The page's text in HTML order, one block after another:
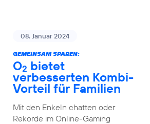
08. Januar 2024
GEMEINSAM SPAREN:
O2 bietet
verbesserten Kombi-
Vorteil für Familien
Mit den Enkeln chatten oder
Rekorde im Online-Gaming